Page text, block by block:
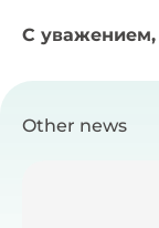
С
Other news